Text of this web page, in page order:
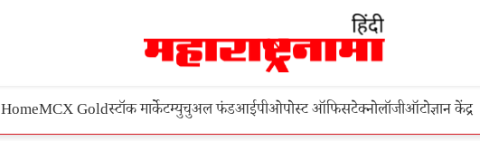
HomeMCX Goldस्टॉक मार्केटम्युचुअल फंडआईपीओपोस्ट ऑफिसटेक्नोलॉजीऑटोज्ञान केंद्र